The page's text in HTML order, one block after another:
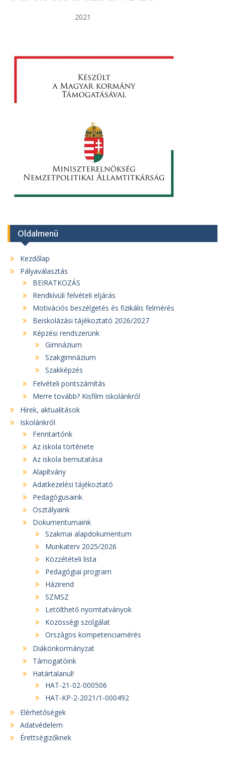
2021
Oldalmenü
Kezdőlap
Pályaválasztás
BEIRATKOZÁS
Rendkívüli felvételi eljárás
Motivációs beszélgetés és fizikális felmérés
Beiskolázási tájékoztató 2026/2027
Képzési rendszerünk
Gimnázium
Szakgimnázium
Szakképzés
Felvételi pontszámítás
Merre tovább? Kisfilm iskolánkról
Hírek, aktualitások
Iskolánkról
Fenntartónk
Az iskola története
Az iskola bemutatása
Alapítvány
Adatkezelési tájékoztató
Pedagógusaink
Osztályaink
Dokumentumaink
Szakmai alapdokumentum
Munkaterv 2025/2026
Közzétételi lista
Pedagógiai program
Házirend
SZMSZ
Letölthető nyomtatványok
Közösségi szolgálat
Országos kompetenciamérés
Diákönkormányzat
Támogatóink
Határtalanul!
HAT-21-02-000506
HAT-KP-2-2021/1-000492
Elérhetőségek
Adatvédelem
Érettségizőknek